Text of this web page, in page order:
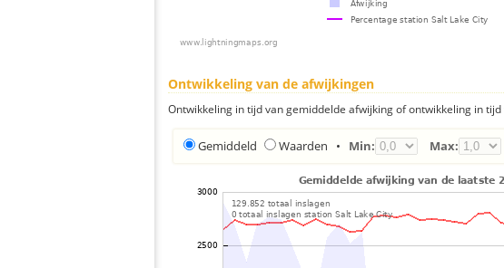
Ontwikkeling van de afwijkingen
Ontwikkeling in tijd van gemiddelde afwijking of ontwikkeling in
Gemiddeld Waarden • Min: Max: